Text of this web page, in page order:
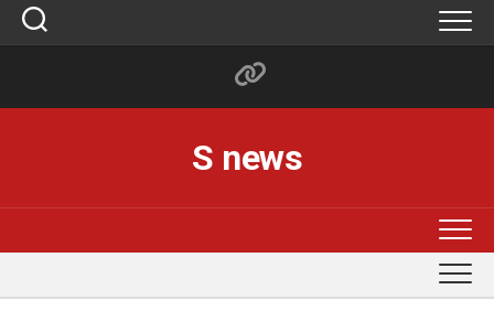
Skip
S news